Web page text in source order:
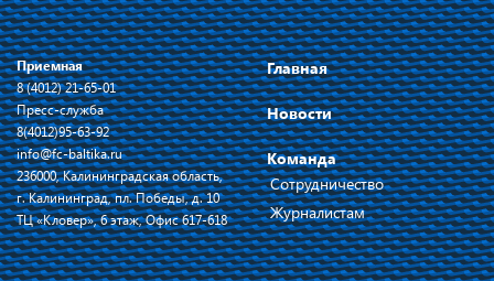
Приемная
8 (4012) 21-65-01
Пресс-служба
8(4012)95-63-92
info@fc-baltika.ru
236000, Калининградская область,
г. Калининград, пл. Победы, д. 10
ТЦ «Кловер», 6 этаж, Офис 617-618
Главная
Новости
Команда
Сотрудничество
Журналистам